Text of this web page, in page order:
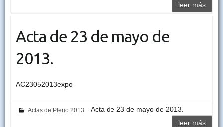
leer más
Acta de 23 de mayo de
2013.
AC23052013expo
Actas de Pleno 2013
Acta de 23 de mayo de 2013.
leer más